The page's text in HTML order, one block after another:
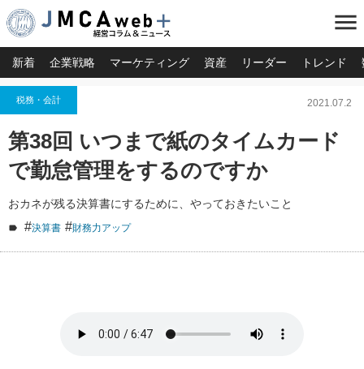
menu
新着 企業戦略 マーケティング 資産 リーダー トレンド
税務・会計 2021.07.2
第38回 いつまで紙のタイムカード
で勤怠管理をするのですか
おカネが残る決算書にするために、やっておきたいこと
#決算書 #財務力アップ